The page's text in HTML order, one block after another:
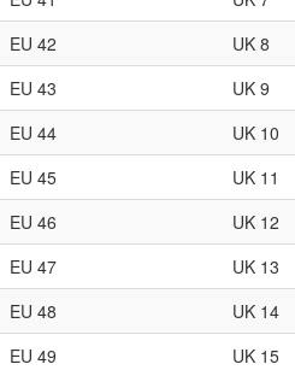
EU 42
UK 8
EU 43
UK 9
EU 44
UK 10
EU 45
UK 11
EU 46
UK 12
EU 47
UK 13
EU 48
UK 14
EU 49
UK 15